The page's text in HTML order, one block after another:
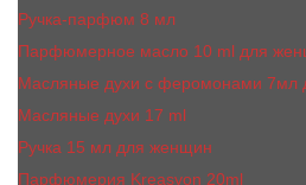
Ручка-парфюм 8 мл
Парфюмерное масло 10 ml для
Масляные духи c феромонами 7мл
Масляные духи 17 ml
Ручка 15 мл для женщин
Парфюмерия Kreasyon 20ml